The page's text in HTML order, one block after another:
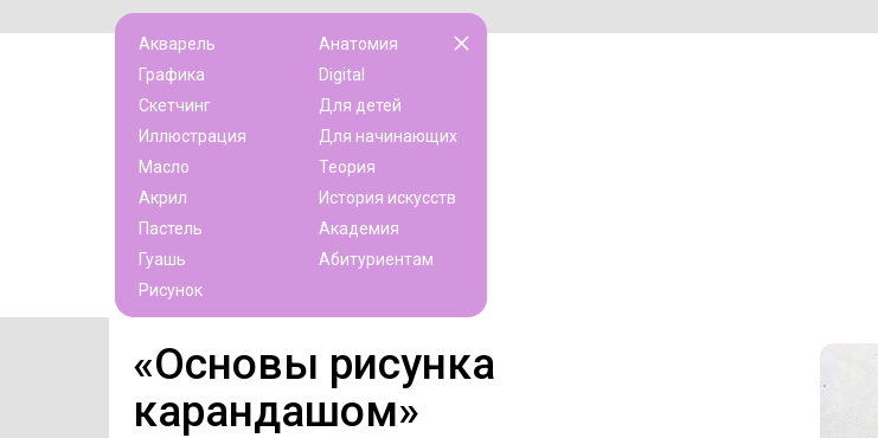
Акварель
Графика
Скетчинг
Иллюстрация
Масло
Акрил
Пастель
Гуашь
Рисунок
Анатомия
Digital
Для детей
Для начинающих
Теория
История искусств
Академия
Абитуриентам
«Основы рисунка
карандашом»